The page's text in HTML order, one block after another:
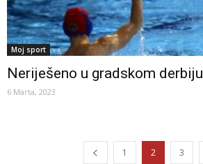
Moj sport
Neriješeno u gradskom derbiju
6 Marta, 2023
1 2 3